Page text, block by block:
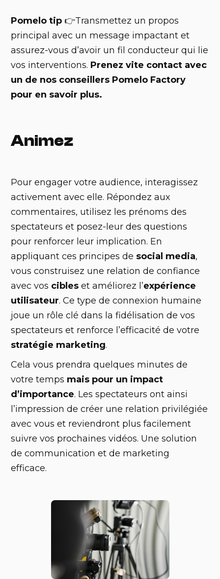
Pomelo tip 👉Transmettez un propos
principal avec un message impactant et
assurez-vous d’avoir un fil conducteur qui lie
vos interventions. Prenez vite contact avec
un de nos conseillers Pomelo Factory
pour en savoir plus.
Animez
Pour engager votre audience, interagissez
activement avec elle. Répondez aux
commentaires, utilisez les prénoms des
spectateurs et posez-leur des questions
pour renforcer leur implication. En
appliquant ces principes de social media,
vous construisez une relation de confiance
avec vos cibles et améliorez l’expérience
utilisateur. Ce type de connexion humaine
joue un rôle clé dans la fidélisation de vos
spectateurs et renforce l’efficacité de votre
stratégie marketing.
‍Cela vous prendra quelques minutes de
votre temps mais pour un impact
d’importance. Les spectateurs ont ainsi
l’impression de créer une relation privilégiée
avec vous et reviendront plus facilement
suivre vos prochaines vidéos. Une solution
de communication et de marketing
efficace.